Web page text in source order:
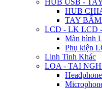
HUB
TAY
LCD - LK LCD
Màn hình
Phụ kiện
Linh Tinh Khác
LOA - TAI